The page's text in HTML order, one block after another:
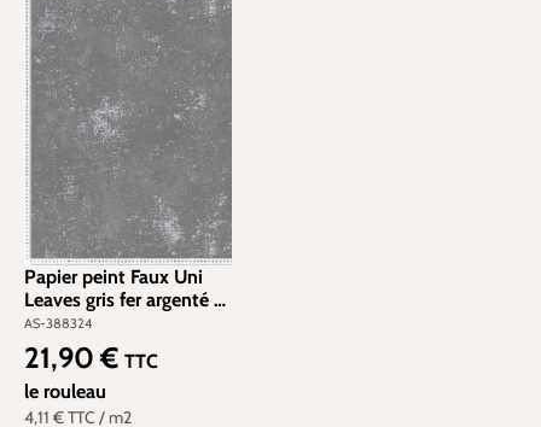
Papier peint Faux Uni
Leaves gris fer argenté -
The BOS d'A.S. Création
| Réf. AS-388324
AS-388324
4,11 €TTC / m2
Prix régulier :
21,90 € TTC
le rouleau